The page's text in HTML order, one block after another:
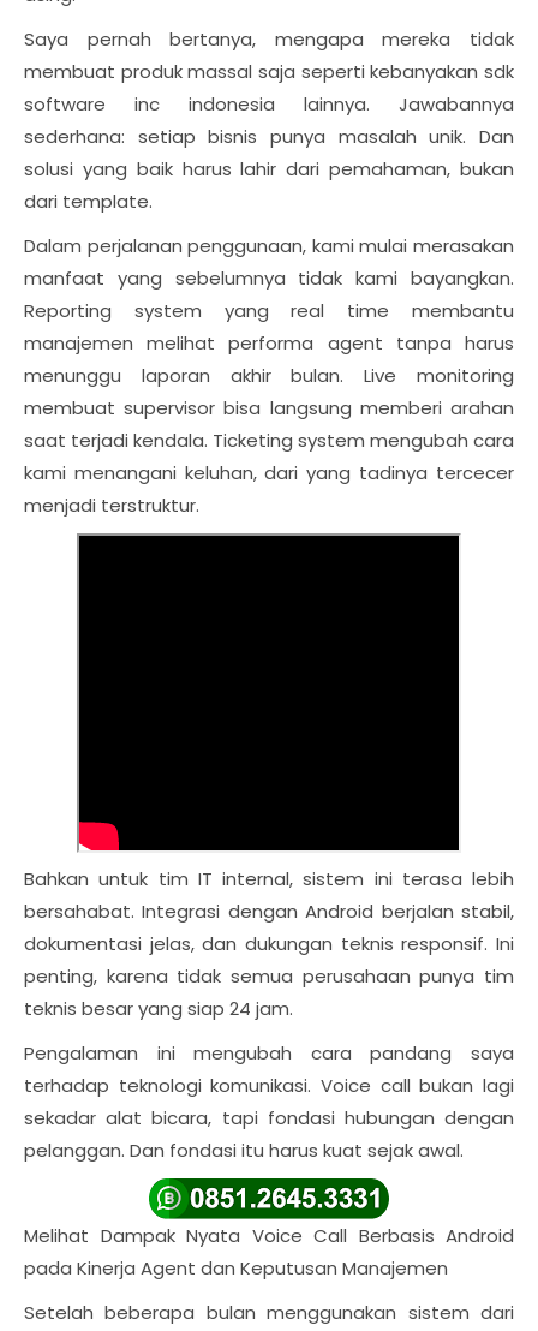
Saya pernah bertanya, mengapa mereka tidak
membuat produk massal saja seperti kebanyakan sdk
software inc indonesia lainnya. Jawabannya
sederhana: setiap bisnis punya masalah unik. Dan
solusi yang baik harus lahir dari pemahaman, bukan
dari template.
Dalam perjalanan penggunaan, kami mulai merasakan
manfaat yang sebelumnya tidak kami bayangkan.
Reporting system yang real time membantu
manajemen melihat performa agent tanpa harus
menunggu laporan akhir bulan. Live monitoring
membuat supervisor bisa langsung memberi arahan
saat terjadi kendala. Ticketing system mengubah cara
kami menangani keluhan, dari yang tadinya tercecer
menjadi terstruktur.
Bahkan untuk tim IT internal, sistem ini terasa lebih
bersahabat. Integrasi dengan Android berjalan stabil,
dokumentasi jelas, dan dukungan teknis responsif. Ini
penting, karena tidak semua perusahaan punya tim
teknis besar yang siap 24 jam.
Pengalaman ini mengubah cara pandang saya
terhadap teknologi komunikasi. Voice call bukan lagi
sekadar alat bicara, tapi fondasi hubungan dengan
pelanggan. Dan fondasi itu harus kuat sejak awal.
Melihat Dampak Nyata Voice Call Berbasis Android
pada Kinerja Agent dan Keputusan Manajemen
Setelah beberapa bulan menggunakan sistem dari